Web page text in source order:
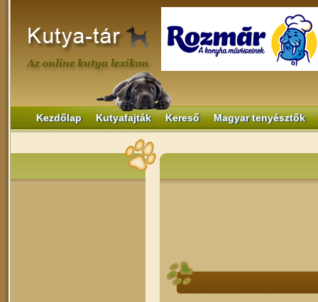
Kezdőlap Kutyafajták Kereső Magyar tenyésztők